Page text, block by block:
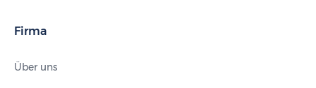
Firma
Über uns